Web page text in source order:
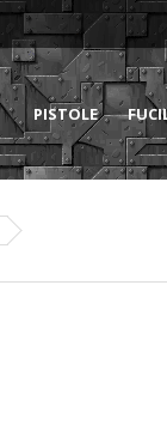
PISTOLE